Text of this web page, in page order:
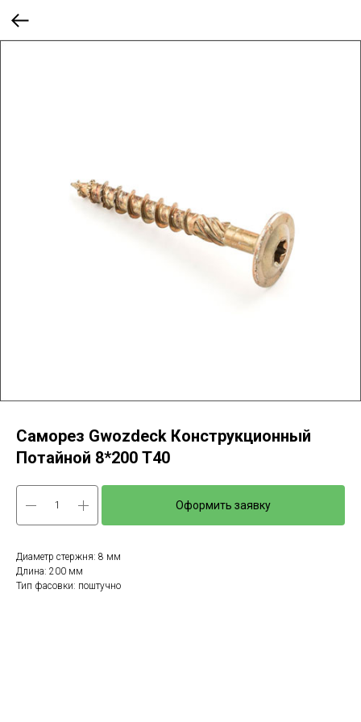
Саморез Gwozdeck Конструкционный
Потайной 8*200 T40
Оформить заявку
Диаметр стержня: 8 мм
Длина: 200 мм
Тип фасовки: поштучно